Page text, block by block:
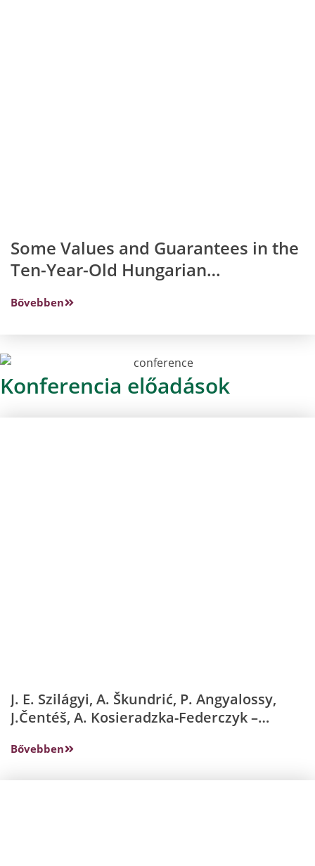
Some Values and Guarantees in the
Ten-Year-Old Hungarian
Constitutional Arrangements of the
Integration
Bővebben
Konferencia előadások
J. E. Szilágyi, A. Škundrić, P. Angyalossy,
J.Čentéš, A. Kosieradzka-Federczyk –
Bővebben